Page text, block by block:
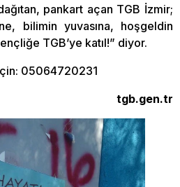
pankart açan TGB İzmir;
bilimin yuvasına, hoşgeldin
TGB’ye katıl!” diyor.
05064720231
tgb.gen.tr